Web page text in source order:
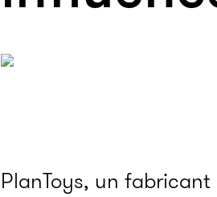
PlanToys, un fabricant